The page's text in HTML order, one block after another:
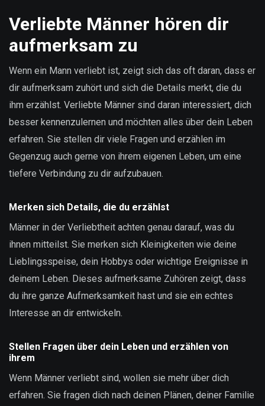
Verliebte Männer hören dir
aufmerksam zu
Wenn ein Mann verliebt ist, zeigt sich das oft daran, dass er
dir aufmerksam zuhört und sich die Details merkt, die du
ihm erzählst. Verliebte Männer sind daran interessiert, dich
besser kennenzulernen und möchten alles über dein Leben
erfahren. Sie stellen dir viele Fragen und erzählen im
Gegenzug auch gerne von ihrem eigenen Leben, um eine
tiefere Verbindung zu dir aufzubauen.
Merken sich Details, die du erzählst
Männer in der Verliebtheit achten genau darauf, was du
ihnen mitteilst. Sie merken sich Kleinigkeiten wie deine
Lieblingsspeise, dein Hobbys oder wichtige Ereignisse in
deinem Leben. Dieses aufmerksame Zuhören zeigt, dass
du ihre ganze Aufmerksamkeit hast und sie ein echtes
Interesse an dir entwickeln.
Stellen Fragen über dein Leben und erzählen von
ihrem
Wenn Männer verliebt sind, wollen sie mehr über dich
erfahren. Sie fragen dich nach deinen Plänen, deiner Familie